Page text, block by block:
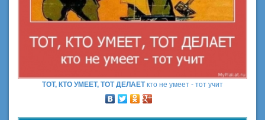
ТОТ, КТО УМЕЕТ, ТОТ ДЕЛАЕТкто не умеет - тот учит